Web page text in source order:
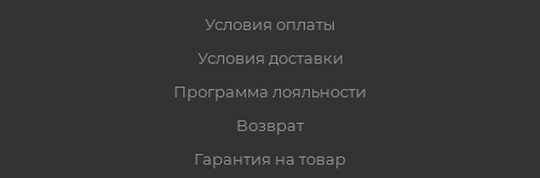
Условия оплаты
Условия доставки
Программа лояльности
Возврат
Гарантия на товар